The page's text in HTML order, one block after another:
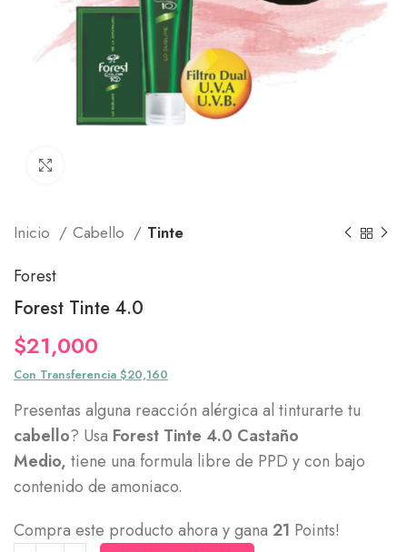
Inicio Cabello Tinte
Forest
Forest Tinte 4.0
$21,000
Con Transferencia $20,160
Presentas alguna reacción alérgica al tinturarte tu
cabello? Usa Forest Tinte 4.0 Castaño
Medio, tiene una formula libre de PPD y con bajo
contenido de amoniaco.
Compra este producto ahora y gana 21 Points!